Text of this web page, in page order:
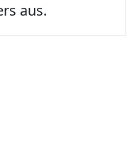
aus.